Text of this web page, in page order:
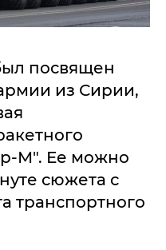
посвящен
из Сирии,
М". Ее можно
сюжета с
транспортного